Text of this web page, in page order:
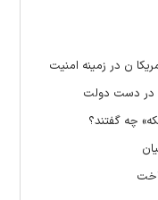
ن در زمینه امنیت
در دست دولت
چه گفتند؟